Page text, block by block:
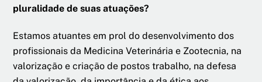
pluralidade de suas atuações?
Estamos atuantes em prol do desenvolvimento dos
profissionais da Medicina Veterinária e Zootecnia, na
valorização e criação de postos trabalho, na defesa